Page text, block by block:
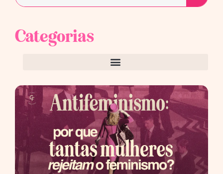
Categorias